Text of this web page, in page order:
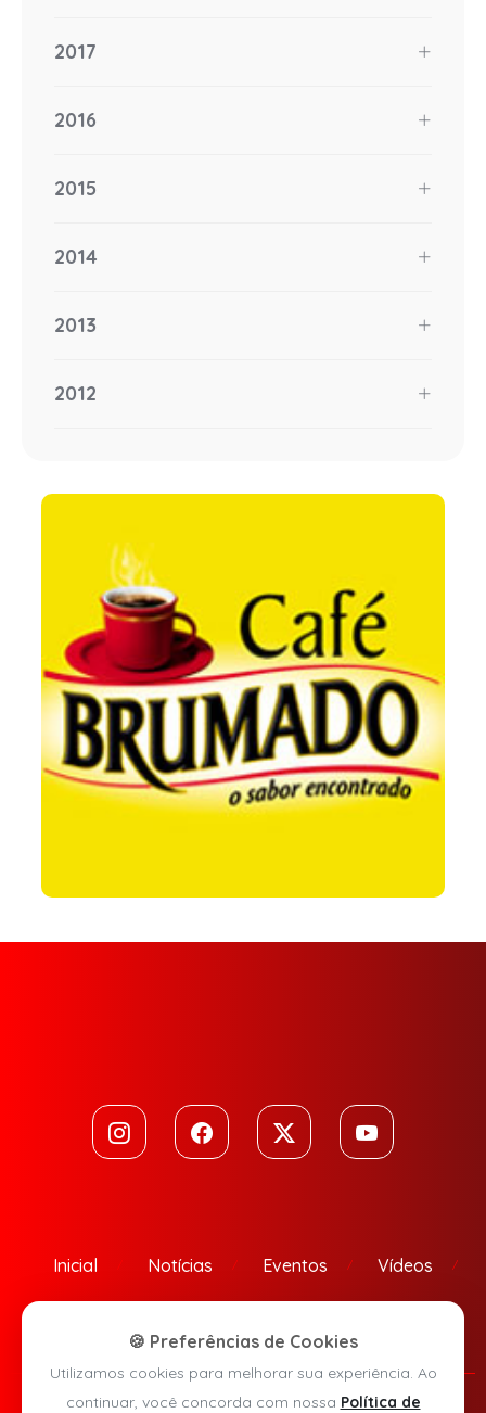
2017
2016
2015
2014
2013
2012
Inicial Notícias Eventos Vídeos
🍪 Preferências de Cookies
Utilizamos cookies para melhorar sua experiência. Ao
continuar, você concorda com nossa Política de